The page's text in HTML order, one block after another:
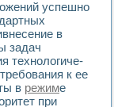
успешно
в
задач
технологиче­
к ее
в режиме
при